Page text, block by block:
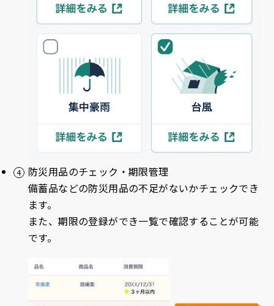
防災用品のチェック・期限管理
備蓄品などの防災用品の不足がないかチェックでき
ます。
また、期限の登録ができ一覧で確認することが可能
です。